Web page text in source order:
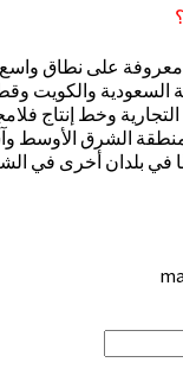
معروفة على نطاق
السعودية والكويت
وخط إنتاج
الشرق الأوسط
في بلدان أخرى في